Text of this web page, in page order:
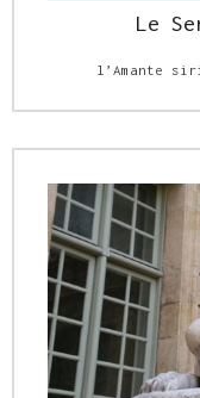
Le
l’Amante